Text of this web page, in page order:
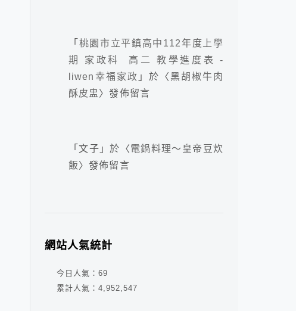
「 桃園市立平鎮高中112年度上學
期 家政科 高二 教學進度表 -
liwen幸福家政 」於〈 黑胡椒牛肉
酥皮盅 〉發佈留言
「文子 」於〈電鍋料理～皇帝豆炊
飯〉發佈留言
網站人氣統計
今日人氣： 69
累計人氣： 4,952,547